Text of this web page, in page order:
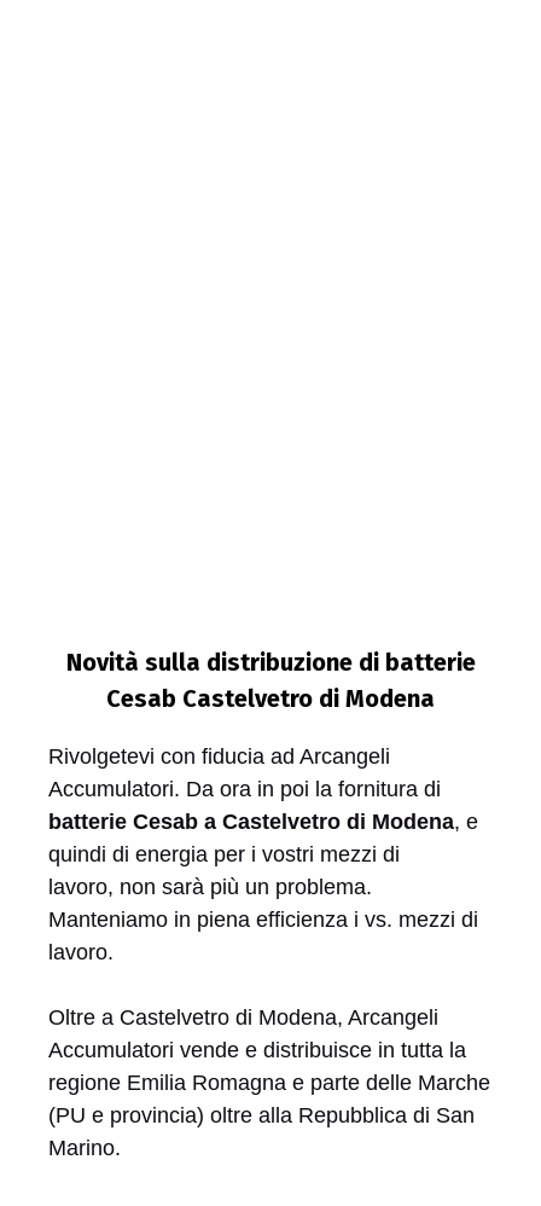
Novità sulla distribuzione di batterie
Cesab Castelvetro di Modena
Rivolgetevi con fiducia ad Arcangeli
Accumulatori. Da ora in poi la fornitura di
batterie Cesab a Castelvetro di Modena, e
quindi di energia per i vostri mezzi di
lavoro, non sarà più un problema.
Manteniamo in piena efficienza i vs. mezzi di
lavoro.
Oltre a Castelvetro di Modena, Arcangeli
Accumulatori vende e distribuisce in tutta la
regione Emilia Romagna e parte delle Marche
(PU e provincia) oltre alla Repubblica di San
Marino.